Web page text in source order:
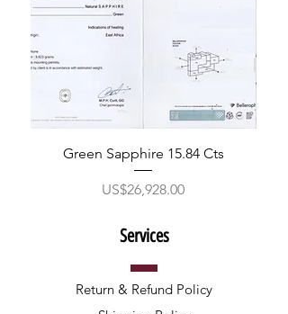
Green Sapphire 15.84 Cts
ราคา
US$26,928.00
Services
Return & Refund Policy